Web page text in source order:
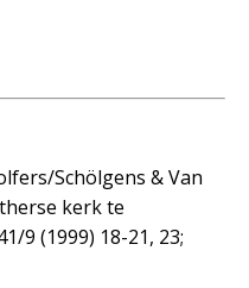
Schölgens & Van
kerk te
9 (1999) 18-21, 23;